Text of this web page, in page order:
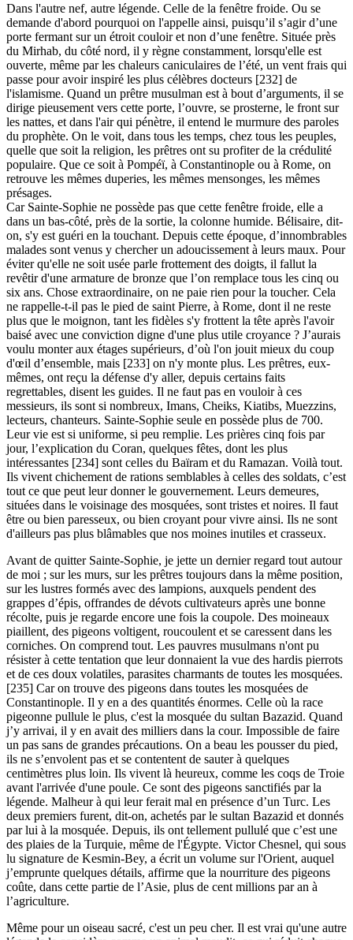
Dans l'autre nef, autre légende. Celle de la fenêtre froide. Ou se
demande d'abord pourquoi on l'appelle ainsi, puisqu’il s’agir d’une
porte fermant sur un étroit couloir et non d’une fenêtre. Située près
du Mirhab, du côté nord, il y règne constamment, lorsqu'elle est
ouverte, même par les chaleurs caniculaires de l’été, un vent frais qui
passe pour avoir inspiré les plus célèbres docteurs [232] de
l'islamisme. Quand un prêtre musulman est à bout d’arguments, il se
dirige pieusement vers cette porte, l’ouvre, se prosterne, le front sur
les nattes, et dans l'air qui pénètre, il entend le murmure des paroles
du prophète. On le voit, dans tous les temps, chez tous les peuples,
quelle que soit la religion, les prêtres ont su profiter de la crédulité
populaire. Que ce soit à Pompéï, à Constantinople ou à Rome, on
retrouve les mêmes duperies, les mêmes mensonges, les mêmes
présages.
Car Sainte-Sophie ne possède pas que cette fenêtre froide, elle a
dans un bas-côté, près de la sortie, la colonne humide. Bélisaire, dit-
on, s'y est guéri en la touchant. Depuis cette époque, d’innombrables
malades sont venus y chercher un adoucissement à leurs maux. Pour
éviter qu'elle ne soit usée parle frottement des doigts, il fallut la
revêtir d'une armature de bronze que l’on remplace tous les cinq ou
six ans. Chose extraordinaire, on ne paie rien pour la toucher. Cela
ne rappelle-t-il pas le pied de saint Pierre, à Rome, dont il ne reste
plus que le moignon, tant les fidèles s'y frottent la tête après l'avoir
baisé avec une conviction digne d'une plus utile croyance ? J’aurais
voulu monter aux étages supérieurs, d’où l'on jouit mieux du coup
d'œil d’ensemble, mais [233] on n'y monte plus. Les prêtres, eux-
mêmes, ont reçu la défense d'y aller, depuis certains faits
regrettables, disent les guides. Il ne faut pas en vouloir à ces
messieurs, ils sont si nombreux, Imans, Cheiks, Kiatibs, Muezzins,
lecteurs, chanteurs. Sainte-Sophie seule en possède plus de 700.
Leur vie est si uniforme, si peu remplie. Les prières cinq fois par
jour, l’explication du Coran, quelques fêtes, dont les plus
intéressantes [234] sont celles du Baïram et du Ramazan. Voilà tout.
Ils vivent chichement de rations semblables à celles des soldats, c’est
tout ce que peut leur donner le gouvernement. Leurs demeures,
situées dans le voisinage des mosquées, sont tristes et noires. Il faut
être ou bien paresseux, ou bien croyant pour vivre ainsi. Ils ne sont
d'ailleurs pas plus blâmables que nos moines inutiles et crasseux.
Avant de quitter Sainte-Sophie, je jette un dernier regard tout autour
de moi ; sur les murs, sur les prêtres toujours dans la même position,
sur les lustres formés avec des lampions, auxquels pendent des
grappes d’épis, offrandes de dévots cultivateurs après une bonne
récolte, puis je regarde encore une fois la coupole. Des moineaux
piaillent, des pigeons voltigent, roucoulent et se caressent dans les
corniches. On comprend tout. Les pauvres musulmans n'ont pu
résister à cette tentation que leur donnaient la vue des hardis pierrots
et de ces doux volatiles, parasites charmants de toutes les mosquées.
[235] Car on trouve des pigeons dans toutes les mosquées de
Constantinople. Il y en a des quantités énormes. Celle où la race
pigeonne pullule le plus, c'est la mosquée du sultan Bazazid. Quand
j’y arrivai, il y en avait des milliers dans la cour. Impossible de faire
un pas sans de grandes précautions. On a beau les pousser du pied,
ils ne s’envolent pas et se contentent de sauter à quelques
centimètres plus loin. Ils vivent là heureux, comme les coqs de Troie
avant l'arrivée d'une poule. Ce sont des pigeons sanctifiés par la
légende. Malheur à qui leur ferait mal en présence d’un Turc. Les
deux premiers furent, dit-on, achetés par le sultan Bazazid et donnés
par lui à la mosquée. Depuis, ils ont tellement pullulé que c’est une
des plaies de la Turquie, même de l'Égypte. Victor Chesnel, qui sous
lu signature de Kesmin-Bey, a écrit un volume sur l'Orient, auquel
j’emprunte quelques détails, affirme que la nourriture des pigeons
coûte, dans cette partie de l’Asie, plus de cent millions par an à
l’agriculture.
Même pour un oiseau sacré, c'est un peu cher. Il est vrai qu'une autre